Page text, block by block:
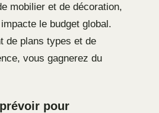
mobilier et de décoration,
le budget global.
de plans types et de
vous gagnerez du
pour